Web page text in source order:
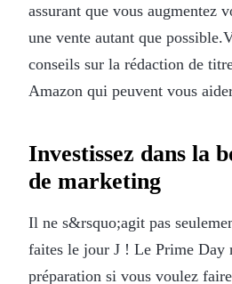
assurant que vous augmentez
une vente autant que
conseils sur la rédaction de
Amazon qui peuvent vous
Investissez dans la
de marketing
Il ne s&rsquo;agit pas
faites le jour J ! Le Prime Day
préparation si vous voulez